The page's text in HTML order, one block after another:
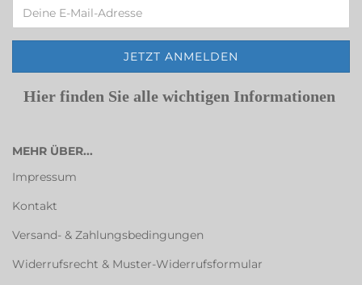
Hier finden Sie alle wichtigen Informationen
MEHR ÜBER...
Impressum
Kontakt
Versand- & Zahlungsbedingungen
Widerrufsrecht & Muster-Widerrufsformular